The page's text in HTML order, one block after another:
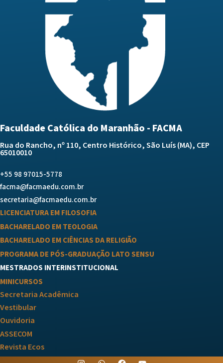
Faculdade Católica do Maranhão - FACMA
Rua do Rancho, nº 110, Centro Histórico, São Luís (MA), CEP
65010010
+55 98 97015-5778
facma@facmaedu.com.br
secretaria@facmaedu.com.br
LICENCIATURA EM FILOSOFIA
BACHARELADO EM TEOLOGIA
BACHARELADO EM CIÊNCIAS DA RELIGIÃO
PROGRAMA DE PÓS-GRADUAÇÃO LATO SENSU
MESTRADOS INTERINSTITUCIONAL
MINICURSOS
Secretaria Acadêmica
Vestibular
Ouvidoria
ASSECOM
Revista Ecos
I W F Y